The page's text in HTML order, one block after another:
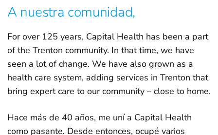
A nuestra comunidad,
For over 125 years, Capital Health has been a part
of the Trenton community. In that time, we have
seen a lot of change. We have also grown as a
health care system, adding services in Trenton that
bring expert care to our community – close to home.
Hace más de 40 años, me uní a Capital Health
como pasante. Desde entonces, ocupé varios